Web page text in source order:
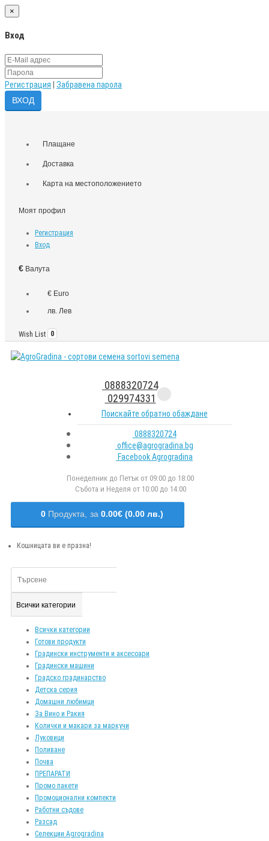
×
Вход
Регистрация Забравена парола
Плащане
Доставка
Карта на местоположението
Моят профил
Регистрация
Вход
€ Валута
€ Euro
лв. Лев
Wish List 0
0888320724
029974331
Поискайте обратно обаждане
0888320724
office@agrogradina.bg
Facebook Agrogradina
Понеделник до Петък от 09:00 до 18:00
Събота и Неделя от 10:00 до 14:00
0 Продукта, за 0.00€ (0.00 лв.)
Кошницата ви е празна!
Всички категории
Всички категории
Готови продукти
Градински инструменти и аксесоари
Градински машини
Градско градинарство
Детска серия
Домашни любимци
За Вино и Ракия
Колички и макари за маркучи
Луковици
Поливане
Почва
ПРЕПАРАТИ
Промо пакети
Промоционални компекти
Работни съдове
Разсад
Селекции Agrogradina